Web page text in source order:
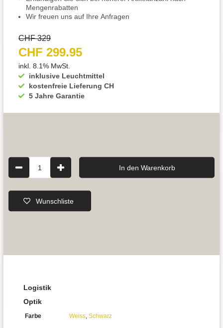
Mengenrabatten
Wir freuen uns auf Ihre Anfragen
inklusive Leuchtmittel
kostenfreie Lieferung CH
5 Jahre Garantie
CHF 329
CHF 299.95
inkl. 8.1% MwSt.
1 In den Warenkorb
Wunschliste
Logistik
Optik
Farbe Weiss, Schwarz